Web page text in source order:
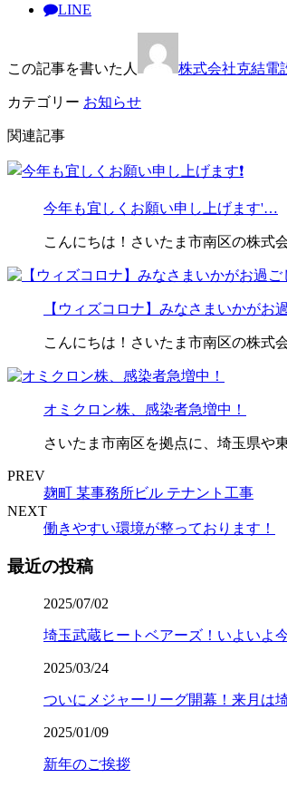
LINE
この記事を書いた人 株式会社克結電
カテゴリー お知らせ
関連記事
今年も宜しくお願い申し上げます'…
こんにちは！さいたま市南区の株式
【ウィズコロナ】みなさまいかがお
こんにちは！さいたま市南区の株式
オミクロン株、感染者急増中！
さいたま市南区を拠点に、埼玉県や
PREV
麹町 某事務所ビル テナント工事
NEXT
働きやすい環境が整っております！
最近の投稿
2025/07/02
埼玉武蔵ヒートベアーズ！いよいよ
2025/03/24
ついにメジャーリーグ開幕！来月は
2025/01/09
新年のご挨拶